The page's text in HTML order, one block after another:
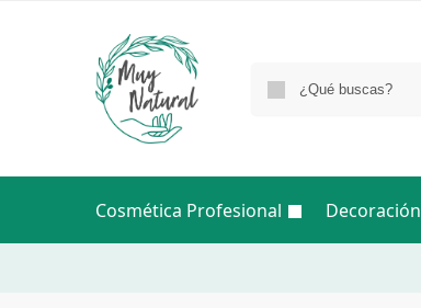
Cosmética Profesional Decoración